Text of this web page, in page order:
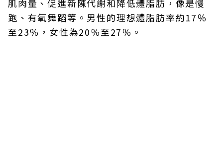
肌肉量、促進新陳代謝和降低體脂肪，像是慢
跑、有氧舞蹈等。男性的理想體脂肪率約17％
至23％，女性為20％至27％。